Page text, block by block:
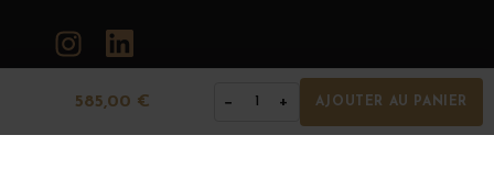
585,00 € − 1 + AJOUTER AU PANIER
Instagram